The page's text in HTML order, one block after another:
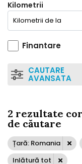
Kilometrii
Finantare
CAUTARE
AVANSATA
2 rezultate
de căutare
Țară: Romania
Inlătură tot